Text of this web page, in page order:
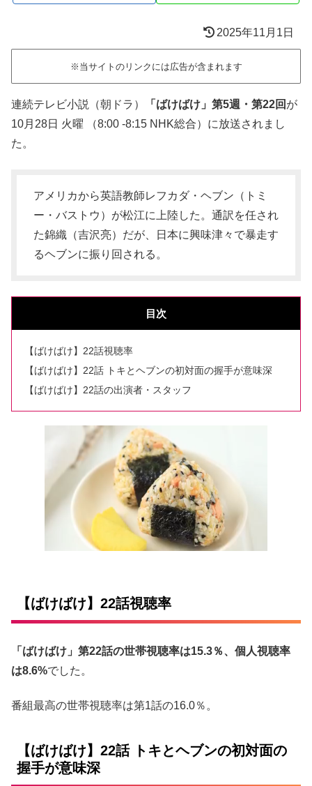
2025年11月1日
※当サイトのリンクには広告が含まれます
連続テレビ小説（朝ドラ） 「ばけばけ」第5週・第22回 が
10月28日 火曜 （8:00 -8:15 NHK総合）に放送されまし
た。
アメリカから英語教師レフカダ・ヘブン（トミ
ー・バストウ）が松江に上陸した。通訳を任され
た錦織（吉沢亮）だが、日本に興味津々で暴走す
るヘブンに振り回される。
目次
【ばけばけ】22話視聴率
【ばけばけ】22話 トキとヘブンの初対面の握手が意味深
【ばけばけ】22話の出演者・スタッフ
【ばけばけ】22話視聴率
「ばけばけ」第22話の世帯視聴率は15.3％、個人視聴率
は8.6%でした。
番組最高の世帯視聴率は第1話の16.0％。
【ばけばけ】22話 トキとヘブンの初対面の
握手が意味深